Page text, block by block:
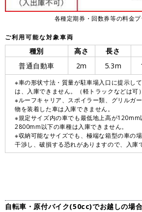
各種定期券・回数券等の料金プ
ご利用可能な対象車両
種別 高さ 長さ
普通自動車
2m 5.3m
※車の形状寸法・質量が駐車場入口に提示し
は、入庫できません。（軽トラックなどは可）
※ルーフキャリア、スポイラー類、グリルガ
物を装着した車は入庫できません。
※規定サイズ内の車でも最低地上高が120mm
2800mm以下の車種は入庫できません。
※収納可能なサイズでも、極端な箱型の車の
干渉し、破損する恐れがありますので、入庫
自転車・原付バイク(50cc)でお越しの場合